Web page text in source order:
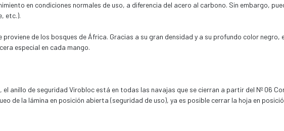
en condiciones normales de uso, a diferencia del acero al carbono. Sin embargo,
etc.).
proviene de los bosques de África. Gracias a su gran densidad y a su profundo color
especial en cada mango.
anillo de seguridad Virobloc está en todas las navajas que se cierran a partir del Nº 06
de la lámina en posición abierta (seguridad de uso), ya es posible cerrar la hoja en